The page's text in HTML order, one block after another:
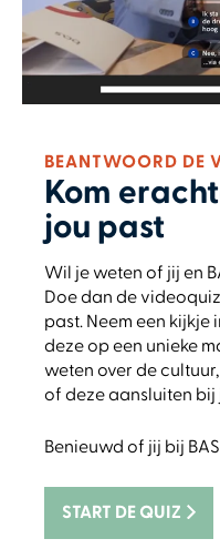
BEANTWOORD DE
Kom
jou past
Wil je weten of jij en
Doe dan de
past. Neem een kijkje
deze op een unieke
weten over de
of deze aansluiten
Benieuwd of jij bij
START DE QUIZ